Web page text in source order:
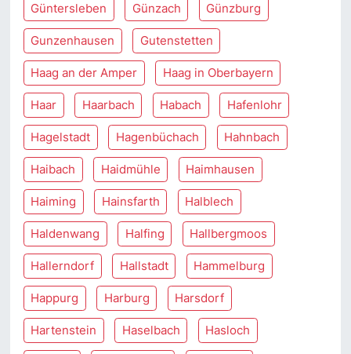
Güntersleben Günzach Günzburg
Gunzenhausen Gutenstetten
Haag an der Amper Haag in Oberbayern
Haar Haarbach Habach Hafenlohr
Hagelstadt Hagenbüchach Hahnbach
Haibach Haidmühle Haimhausen
Haiming Hainsfarth Halblech
Haldenwang Halfing Hallbergmoos
Hallerndorf Hallstadt Hammelburg
Happurg Harburg Harsdorf
Hartenstein Haselbach Hasloch